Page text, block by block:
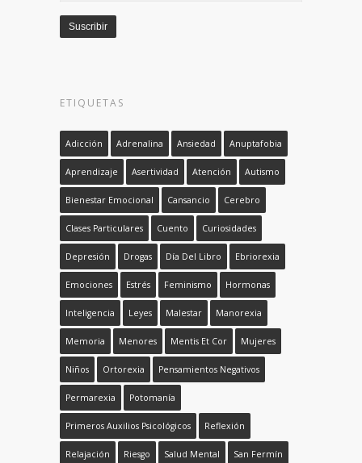
email
Suscribir
ETIQUETAS
Adicción Adrenalina Ansiedad Anuptafobia
Aprendizaje Asertividad Atención Autismo
Bienestar Emocional Cansancio Cerebro
Clases Particulares Cuento Curiosidades
Depresión Drogas Día Del Libro Ebriorexia
Emociones Estrés Feminismo Hormonas
Inteligencia Leyes Malestar Manorexia
Memoria Menores Mentis Et Cor Mujeres
Niños Ortorexia Pensamientos Negativos
Permarexia Potomanía
Primeros Auxilios Psicológicos Reflexión
Relajación Riesgo Salud Mental San Fermín